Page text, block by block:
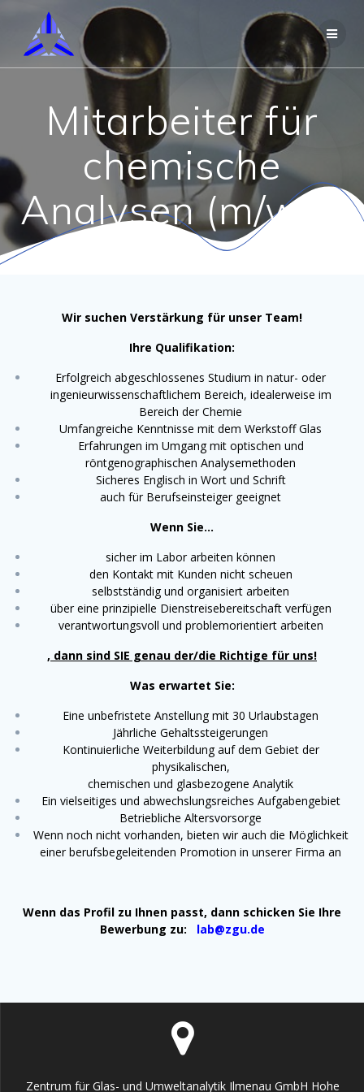
Mitarbeiter für
chemische
Analysen (m/w/d)
Wir suchen Verstärkung für unser Team!
Ihre Qualifikation:
Erfolgreich abgeschlossenes Studium in natur- oder
ingenieurwissenschaftlichem Bereich, idealerweise im
Bereich der Chemie
Umfangreiche Kenntnisse mit dem Werkstoff Glas
Erfahrungen im Umgang mit optischen und
röntgenographischen Analysemethoden
Sicheres Englisch in Wort und Schrift
auch für Berufseinsteiger geeignet
Wenn Sie…
sicher im Labor arbeiten können
den Kontakt mit Kunden nicht scheuen
selbstständig und organisiert arbeiten
über eine prinzipielle Dienstreisebereitschaft verfügen
verantwortungsvoll und problemorientiert arbeiten
, dann sind SIE genau der/die Richtige für uns!
Was erwartet Sie:
Eine unbefristete Anstellung mit 30 Urlaubstagen
Jährliche Gehaltssteigerungen
Kontinuierliche Weiterbildung auf dem Gebiet der
physikalischen,
chemischen und glasbezogene Analytik
Ein vielseitiges und abwechslungsreiches Aufgabengebiet
Betriebliche Altersvorsorge
Wenn noch nicht vorhanden, bieten wir auch die Möglichkeit
einer berufsbegeleitenden Promotion in unserer Firma an
Wenn das Profil zu Ihnen passt, dann schicken Sie Ihre
Bewerbung zu:
lab@zgu.de
Zentrum für Glas- und Umweltanalytik Ilmenau GmbH Hohe